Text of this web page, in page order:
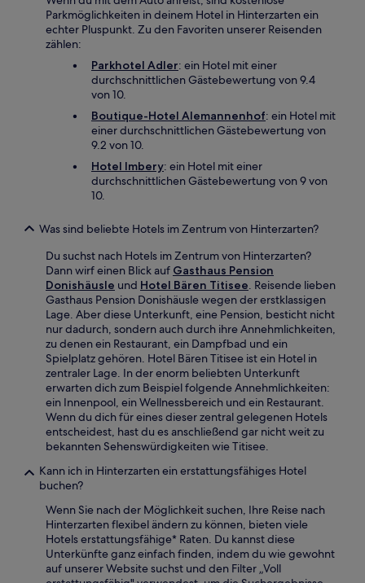
Parkmöglichkeiten in deinem Hotel in Hinterzarten ein
echter Pluspunkt. Zu den Favoriten unserer Reisenden
zählen:
Parkhotel Adler: ein Hotel mit einer
durchschnittlichen Gästebewertung von 9.4
von 10.
Boutique-Hotel Alemannenhof: ein Hotel mit
einer durchschnittlichen Gästebewertung von
9.2 von 10.
Hotel Imbery: ein Hotel mit einer
durchschnittlichen Gästebewertung von 9 von
10.
Was sind beliebte Hotels im Zentrum von Hinterzarten?
Du suchst nach Hotels im Zentrum von Hinterzarten?
Dann wirf einen Blick auf Gasthaus Pension
Donishäusle und Hotel Bären Titisee. Reisende lieben
Gasthaus Pension Donishäusle wegen der erstklassigen
Lage. Aber diese Unterkunft, eine Pension, besticht nicht
nur dadurch, sondern auch durch ihre Annehmlichkeiten,
zu denen ein Restaurant, ein Dampfbad und ein
Spielplatz gehören. Hotel Bären Titisee ist ein Hotel in
zentraler Lage. In der enorm beliebten Unterkunft
erwarten dich zum Beispiel folgende Annehmlichkeiten:
ein Innenpool, ein Wellnessbereich und ein Restaurant.
Wenn du dich für eines dieser zentral gelegenen Hotels
entscheidest, hast du es anschließend gar nicht weit zu
bekannten Sehenswürdigkeiten wie Titisee.
Kann ich in Hinterzarten ein erstattungsfähiges Hotel
buchen?
Wenn Sie nach der Möglichkeit suchen, Ihre Reise nach
Hinterzarten flexibel ändern zu können, bieten viele
Hotels erstattungsfähige* Raten. Du kannst diese
Unterkünfte ganz einfach finden, indem du wie gewohnt
auf unserer Website suchst und den Filter „Voll